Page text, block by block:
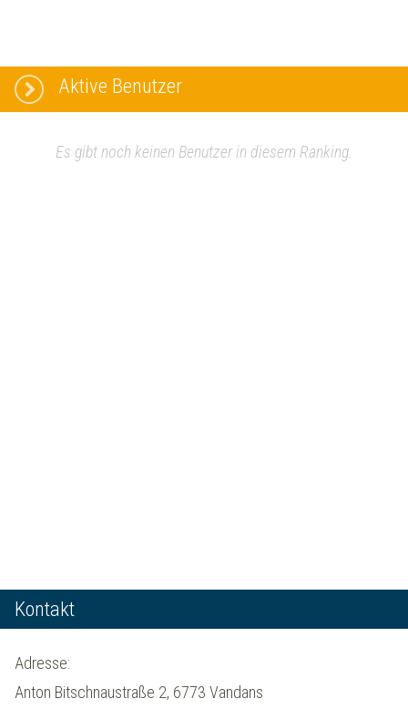
Aktive Benutzer
Es gibt noch keinen Benutzer in diesem Ranking.
Kontakt
Adresse:
Anton Bitschnaustraße 2, 6773 Vandans